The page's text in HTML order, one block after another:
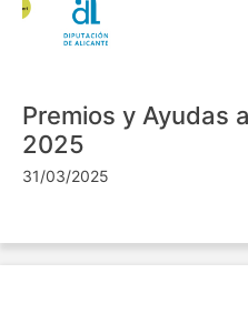
Premios y Ayudas
2025
31/03/2025